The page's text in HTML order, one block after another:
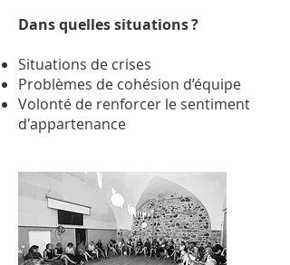
Dans quelles situations ?
Situations de crises
Problèmes de cohésion d’équipe
Volonté de renforcer le sentiment
d'appartenance